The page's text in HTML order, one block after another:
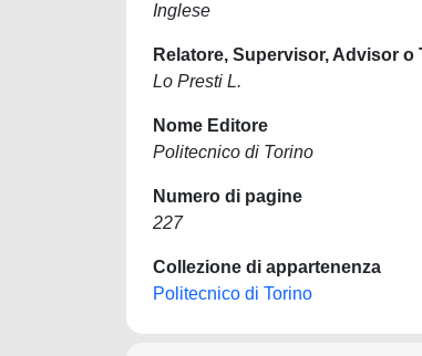
Inglese
Relatore, Supervisor, Advisor o
Lo Presti L.
Nome Editore
Politecnico di Torino
Numero di pagine
227
Collezione di appartenenza
Politecnico di Torino